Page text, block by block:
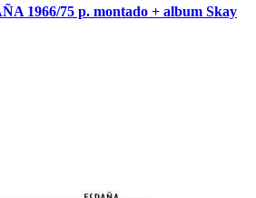
1966/75 p. montado + album Skay